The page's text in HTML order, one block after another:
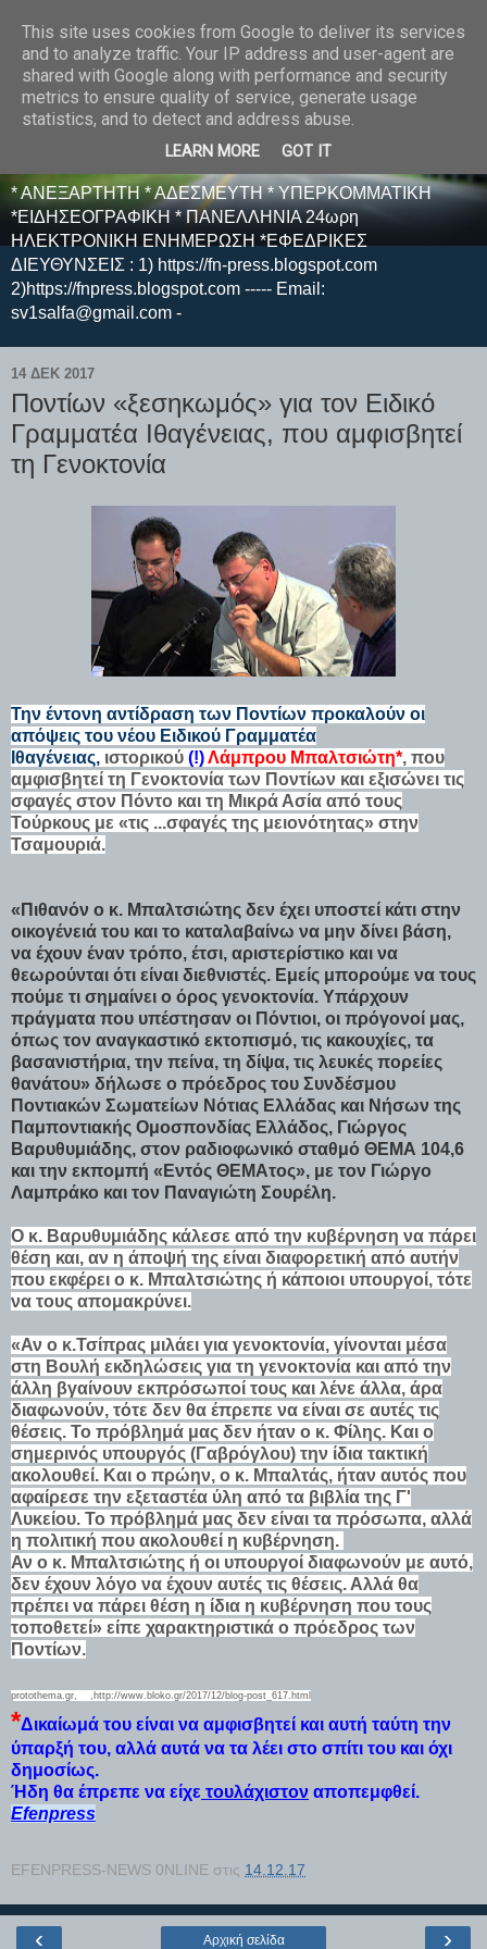
E F E N P R E S S -
ΗΛΕΚΤΡΟΝΙΚΗ
ΕΦΗΜΕΡΙΔΑ
* ΑΝΕΞΑΡΤΗΤΗ * ΑΔΕΣΜΕΥΤΗ * ΥΠΕΡΚΟΜΜΑΤΙΚΗ
*ΕΙΔΗΣΕΟΓΡΑΦΙΚΗ * ΠΑΝΕΛΛΗΝΙΑ 24ωρη
ΗΛΕΚΤΡΟΝΙΚΗ ΕΝΗΜΕΡΩΣΗ *ΕΦΕΔΡΙΚΕΣ
ΔΙΕΥΘΥΝΣΕΙΣ : 1) https://fn-press.blogspot.com
2)https://fnpress.blogspot.com ----- Email:
sv1salfa@gmail.com -
14 ΔΕΚ 2017
Ποντίων «ξεσηκωμός» για τον Ειδικό
Γραμματέα Ιθαγένειας, που αμφισβητεί
τη Γενοκτονία
Την έντονη αντίδραση των Ποντίων προκαλούν οι
απόψεις του νέου Ειδικού Γραμματέα
Ιθαγένειας, ιστορικού (!)Λάμπρου Μπαλτσιώτη*, που
αμφισβητεί τη Γενοκτονία των Ποντίων και εξισώνει τις
σφαγές στον Πόντο και τη Μικρά Ασία από τους
Τούρκους με «τις ...σφαγές της μειονότητας» στην
Τσαμουριά.
«Πιθανόν ο κ. Μπαλτσιώτης δεν έχει υποστεί κάτι στην
οικογένειά του και το καταλαβαίνω να μην δίνει βάση,
να έχουν έναν τρόπο, έτσι, αριστερίστικο και να
θεωρούνται ότι είναι διεθνιστές. Εμείς μπορούμε να τους
πούμε τι σημαίνει ο όρος γενοκτονία. Υπάρχουν
πράγματα που υπέστησαν οι Πόντιοι, οι πρόγονοί μας,
όπως τον αναγκαστικό εκτοπισμό, τις κακουχίες, τα
βασανιστήρια, την πείνα, τη δίψα, τις λευκές πορείες
θανάτου» δήλωσε ο πρόεδρος του Συνδέσμου
Ποντιακών Σωματείων Νότιας Ελλάδας και Νήσων της
Παμποντιακής Ομοσπονδίας Ελλάδος, Γιώργος
Βαρυθυμιάδης, στον ραδιοφωνικό σταθμό ΘΕΜΑ 104,6
και την εκπομπή «Εντός ΘΕΜΑτος», με τον Γιώργο
Λαμπράκο και τον Παναγιώτη Σουρέλη.
Ο κ. Βαρυθυμιάδης κάλεσε από την κυβέρνηση να πάρει
θέση και, αν η άποψή της είναι διαφορετική από αυτήν
που εκφέρει ο κ. Μπαλτσιώτης ή κάποιοι υπουργοί, τότε
να τους απομακρύνει.
«Αν ο κ.Τσίπρας μιλάει για γενοκτονία, γίνονται μέσα
στη Βουλή εκδηλώσεις για τη γενοκτονία και από την
άλλη βγαίνουν εκπρόσωποί τους και λένε άλλα, άρα
διαφωνούν, τότε δεν θα έπρεπε να είναι σε αυτές τις
θέσεις. Το πρόβλημά μας δεν ήταν ο κ. Φίλης. Και ο
σημερινός υπουργός (Γαβρόγλου) την ίδια τακτική
ακολουθεί. Και ο πρώην, ο κ. Μπαλτάς, ήταν αυτός που
αφαίρεσε την εξεταστέα ύλη από τα βιβλία της Γ'
Λυκείου. Το πρόβλημά μας δεν είναι τα πρόσωπα, αλλά
η πολιτική που ακολουθεί η κυβέρνηση.
Αν ο κ. Μπαλτσιώτης ή οι υπουργοί διαφωνούν με αυτό,
δεν έχουν λόγο να έχουν αυτές τις θέσεις. Αλλά θα
πρέπει να πάρει θέση η ίδια η κυβέρνηση που τους
τοποθετεί» είπε χαρακτηριστικά ο πρόεδρος των
Ποντίων.
protothema.gr, ,http://www.bloko.gr/2017/12/blog-post_617.html
*Δικαίωμά του είναι να αμφισβητεί και αυτή ταύτη την
ύπαρξή του, αλλά αυτά να τα λέει στο σπίτι του και όχι
δημοσίως.
Ήδη θα έπρεπε να είχε τουλάχιστον αποπεμφθεί.
Efenpress
EFENPRESS-NEWS 0NLINE στις 14.12.17
‹ ›
Αρχική σελίδα
This site uses cookies from Google to deliver its services
and to analyze traffic. Your IP address and user-agent are
shared with Google along with performance and security
metrics to ensure quality of service, generate usage
statistics, and to detect and address abuse.
LEARN MORE GOT IT